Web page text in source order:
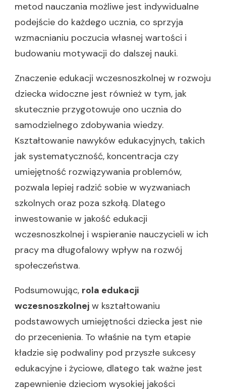
metod nauczania możliwe jest indywidualne
podejście do każdego ucznia, co sprzyja
wzmacnianiu poczucia własnej wartości i
budowaniu motywacji do dalszej nauki.
Znaczenie edukacji wczesnoszkolnej w rozwoju
dziecka widoczne jest również w tym, jak
skutecznie przygotowuje ono ucznia do
samodzielnego zdobywania wiedzy.
Kształtowanie nawyków edukacyjnych, takich
jak systematyczność, koncentracja czy
umiejętność rozwiązywania problemów,
pozwala lepiej radzić sobie w wyzwaniach
szkolnych oraz poza szkołą. Dlatego
inwestowanie w jakość edukacji
wczesnoszkolnej i wspieranie nauczycieli w ich
pracy ma długofalowy wpływ na rozwój
społeczeństwa.
Podsumowując, rola edukacji
wczesnoszkolnej w kształtowaniu
podstawowych umiejętności dziecka jest nie
do przecenienia. To właśnie na tym etapie
kładzie się podwaliny pod przyszłe sukcesy
edukacyjne i życiowe, dlatego tak ważne jest
zapewnienie dzieciom wysokiej jakości